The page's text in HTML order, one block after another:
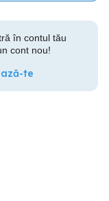
în contul tău
cont nou!
te